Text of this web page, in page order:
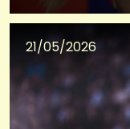
21/05/2026